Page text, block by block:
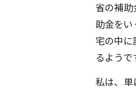
省の補
助金を
宅の中
るようで
私は、単